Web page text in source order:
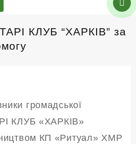
КЛУБ “ХАРКІВ” за
громадської
КЛУБ «ХАРКІВ»
КП «Ритуал» ХМР